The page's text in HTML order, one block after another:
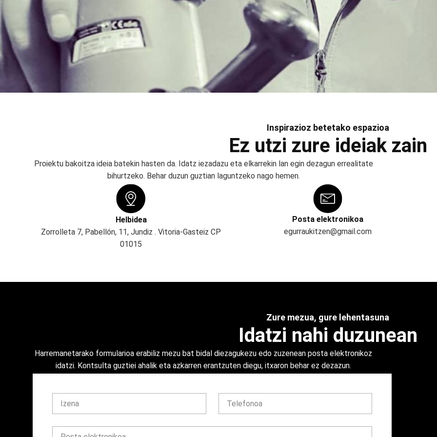
Inspirazioz betetako espazioa
Ez utzi zure ideiak zain
Proiektu bakoitza ideia batekin hasten da. Idatz iezadazu eta elkarrekin lan egin dezagun errealitate
bihurtzeko. Behar duzun guztian laguntzeko nago hemen.
Helbidea
Zorrolleta 7, Pabellón, 11, Jundiz . Vitoria-Gasteiz CP
01015
Posta elektronikoa
egurraukitzen@gmail.com
Zure mezua, gure lehentasuna
Idatzi nahi duzunean
Harremanetarako formularioa erabiliz mezu bat bidal diezagukezu edo zuzenean posta elektronikoz
idatzi. Kontsulta guztiei ahalik eta azkarren erantzuten diegu, itxaron behar ez dezazun.